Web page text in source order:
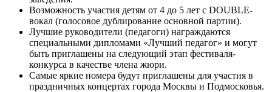
Возможность участия детям от 4 до 5 лет с DOUBLE-
вокал (голосовое дублирование основной партии).
Лучшие руководители (педагоги) награждаются
специальными дипломами «Лучший педагог» и могут
быть приглашены на следующий этап фестиваля-
конкурса в качестве члена жюри.
Самые яркие номера будут приглашены для участия в
праздничных концертах города Москвы и Подмосковья.